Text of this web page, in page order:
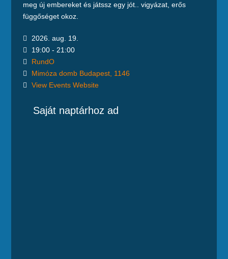
meg új embereket és játssz egy jót.. vigyázat, erős
függőséget okoz.
2026. aug. 19.
19:00 - 21:00
RundO
Mimóza domb Budapest, 1146
View Events Website
Saját naptárhoz ad